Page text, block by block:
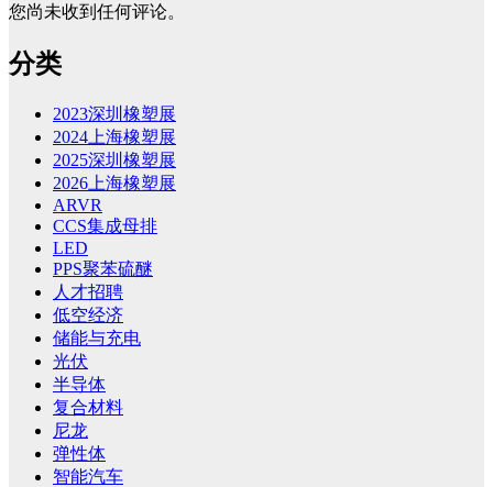
您尚未收到任何评论。
分类
2023深圳橡塑展
2024上海橡塑展
2025深圳橡塑展
2026上海橡塑展
ARVR
CCS集成母排
LED
PPS聚苯硫醚
人才招聘
低空经济
储能与充电
光伏
半导体
复合材料
尼龙
弹性体
智能汽车